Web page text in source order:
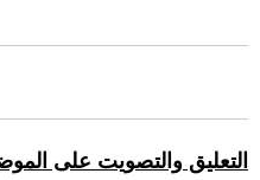
التعليق والتصويت على